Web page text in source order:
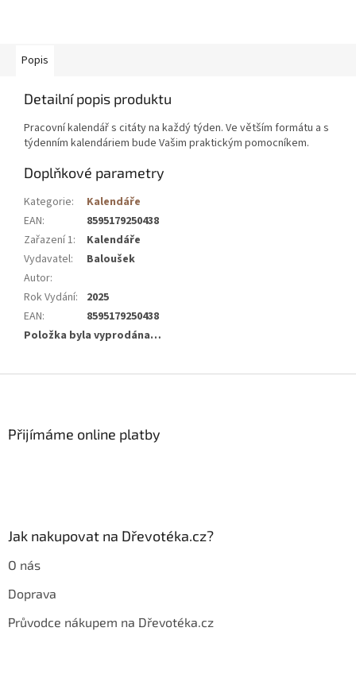
Popis
Detailní popis produktu
Pracovní kalendář s citáty na každý týden. Ve větším formátu a s
týdenním kalendáriem bude Vašim praktickým pomocníkem.
Doplňkové parametry
Kategorie:
Kalendáře
EAN:
8595179250438
Zařazení 1:
Kalendáře
Vydavatel:
Baloušek
Autor:
Rok Vydání:
2025
EAN:
8595179250438
Položka byla vyprodána…
Přijímáme online platby
Jak nakupovat na Dřevotéka.cz?
O nás
Doprava
Průvodce nákupem na Dřevotéka.cz